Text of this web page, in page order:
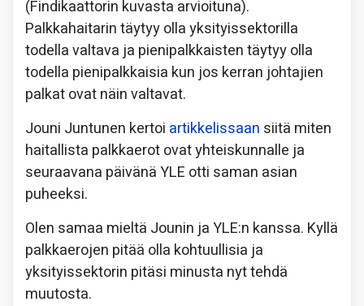
(Findikaattorin kuvasta arvioituna).
Palkkahaitarin täytyy olla yksityissektorilla
todella valtava ja pienipalkkaisten täytyy olla
todella pienipalkkaisia kun jos kerran johtajien
palkat ovat näin valtavat.
Jouni Juntunen kertoi artikkelissaan siitä miten
haitallista palkkaerot ovat yhteiskunnalle ja
seuraavana päivänä YLE otti saman asian
puheeksi.
Olen samaa mieltä Jounin ja YLE:n kanssa. Kyllä
palkkaerojen pitää olla kohtuullisia ja
yksityissektorin pitäsi minusta nyt tehdä
muutosta.